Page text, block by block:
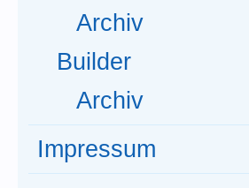
Archiv
Builder
Archiv
Impressum